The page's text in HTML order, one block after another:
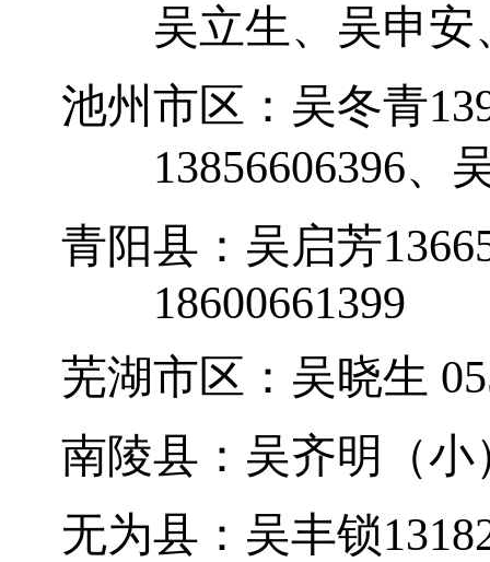
吴立生、吴申安
池州市区：吴冬青
13856606396、
青阳县：吴启芳
18600661399
芜湖市区：吴晓生
南陵县：吴齐明（小
无为县：吴丰锁